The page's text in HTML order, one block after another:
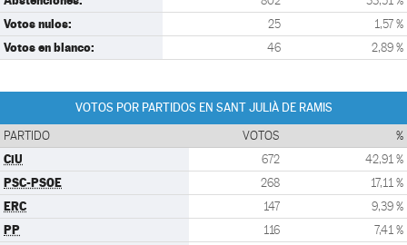
Votos nulos: 25 1,57 %
Votos en blanco: 46 2,89 %
VOTOS POR PARTIDOS EN SANT JULIÀ DE RAMIS
PARTIDO VOTOS %
CiU 672 42,91 %
PSC-PSOE 268 17,11 %
ERC 147 9,39 %
PP 116 7,41 %